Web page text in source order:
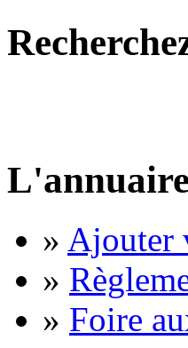
» Ajouter
»
» Foire